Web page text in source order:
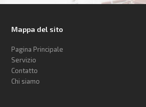
Mappa del sito
Pagina Principale
Servizio
Contatto
Chi siamo